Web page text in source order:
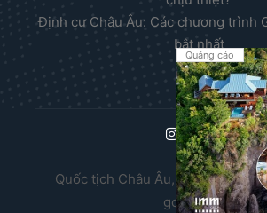
Định cư Châu Âu: Các chương trình
bật nhất
Quốc tịch Châu Âu, Thường trú
golden visa
Quảng cáo